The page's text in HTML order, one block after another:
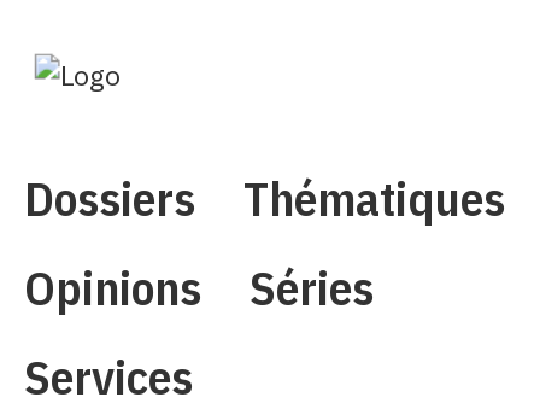
Dossiers
Thématiques
Opinions
Séries
Services